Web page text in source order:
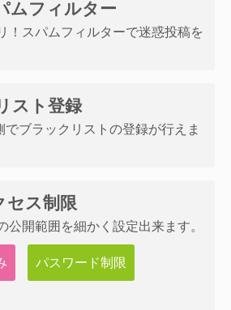
ムフィルター
！スパムフィルターで迷惑投稿を
スト登録
ブラックリストの登録が行えま
セス制限
公開範囲を細かく設定出来ます。
パスワード制限